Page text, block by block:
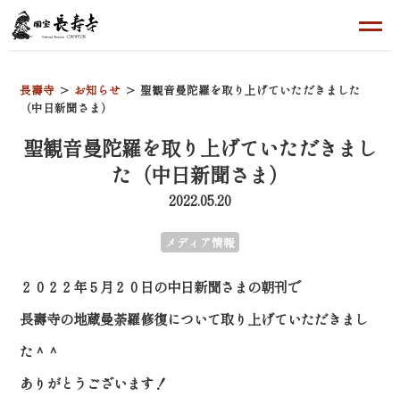
長壽寺 お知らせ
聖観音曼陀羅を取り上げていただきました
（中日新聞さま）
聖観音曼陀羅を取り上げていただきまし
た（中日新聞さま）
2022.05.20
メディア情報
２０２２年５月２０日の中日新聞さまの朝刊で
長壽寺の地蔵曼荼羅修復について取り上げていただきまし
た＾＾
ありがとうございます！